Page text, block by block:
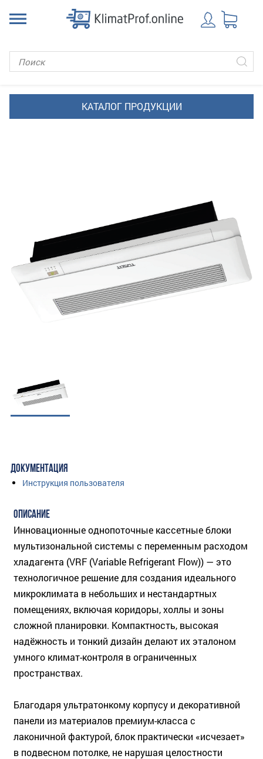
ДОКУМЕНТАЦИЯ
Инструкция пользователя
ОПИСАНИЕ
Инновационные однопоточные кассетные блоки
мультизональной системы с переменным расходом
хладагента (VRF (Variable Refrigerant Flow)) — это
технологичное решение для создания идеального
микроклимата в небольших и нестандартных
помещениях, включая коридоры, холлы и зоны
сложной планировки. Компактность, высокая
надёжность и тонкий дизайн делают их эталоном
умного климат-контроля в ограниченных
пространствах.
Благодаря ультратонкому корпусу и декоративной
панели из материалов премиум-класса с
лаконичной фактурой, блок практически «исчезает»
в подвесном потолке, не нарушая целостности